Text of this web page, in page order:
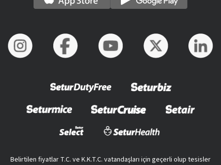
Belirtilen fiyatlar T.C. ve K.K.T.C. vatandaşları için geçerli olup tesisler